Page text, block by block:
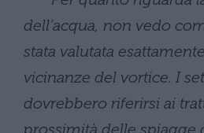
dell’acqua, non vedo
stata valutata
vicinanze del vortice. I
dovrebbero riferirsi ai
prossimità delle spiagge